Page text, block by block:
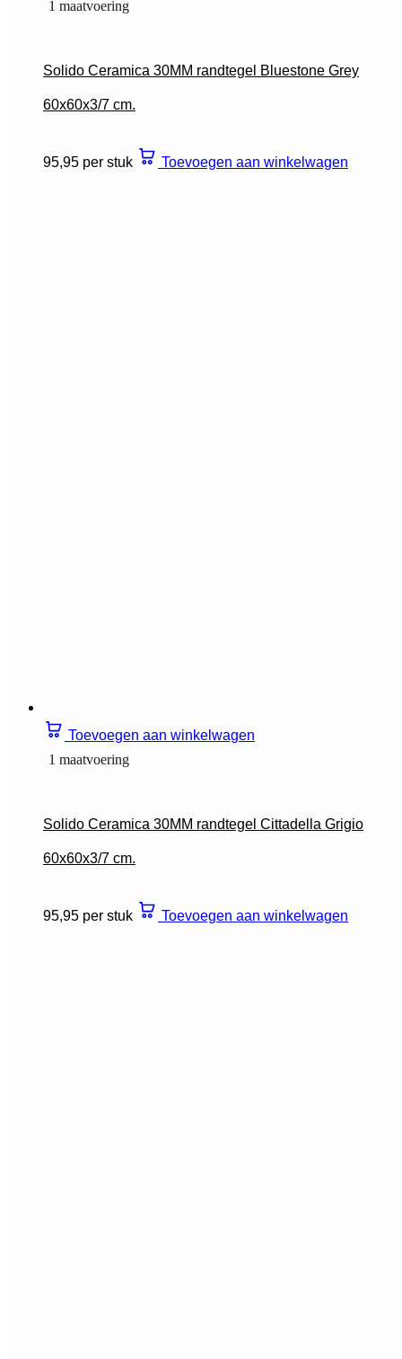
1 maatvoering
Solido Ceramica 30MM randtegel Bluestone Grey
60x60x3/7 cm.
95,95 per stuk Toevoegen aan winkelwagen
Toevoegen aan winkelwagen
1 maatvoering
Solido Ceramica 30MM randtegel Cittadella Grigio
60x60x3/7 cm.
95,95 per stuk Toevoegen aan winkelwagen